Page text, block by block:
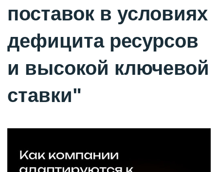
поставок в условиях
дефицита ресурсов
и высокой ключевой
ставки"